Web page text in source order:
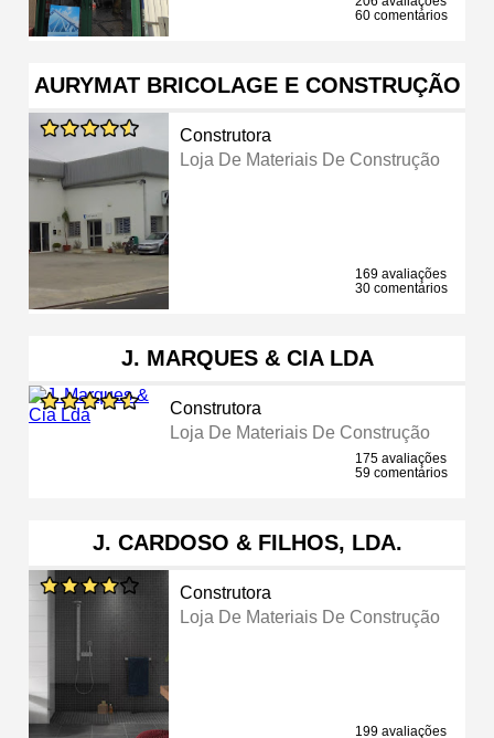
60 comentários
AURYMAT BRICOLAGE E CONSTRUÇÃO
Construtora
Loja De Materiais De Construção
169 avaliações
30 comentários
J. MARQUES & CIA LDA
Construtora
Loja De Materiais De Construção
175 avaliações
59 comentários
J. CARDOSO & FILHOS, LDA.
Construtora
Loja De Materiais De Construção
199 avaliações